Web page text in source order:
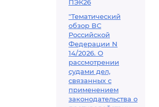
ПЭК26
"Тематический
обзор ВС
Российской
Федерации N
14/2026. О
рассмотрении
судами дел,
связанных с
применением
законодательства о